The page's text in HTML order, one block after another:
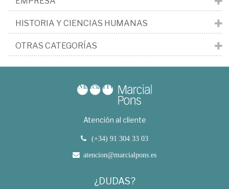
HISTORIA Y CIENCIAS HUMANAS
OTRAS CATEGORÍAS
Atención al cliente
(+34) 91 304 33 03
atencion@marcialpons.es
¿DUDAS?